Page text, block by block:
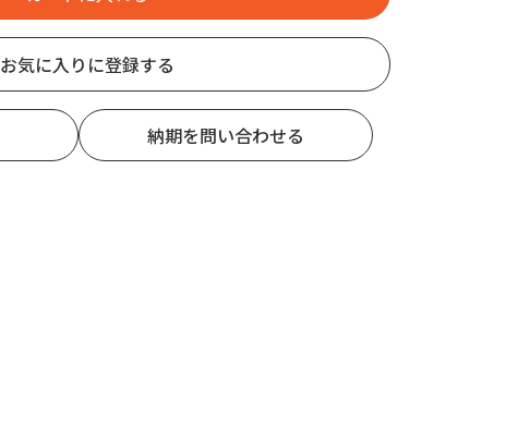
お気に入りに登録する
納期を問い合わせる